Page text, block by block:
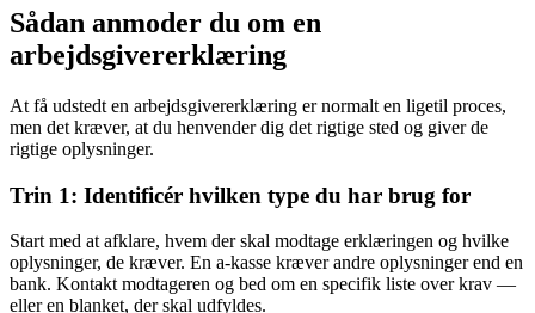
Sådan anmoder du om en
arbejdsgivererklæring
At få udstedt en arbejdsgivererklæring er normalt en ligetil proces,
men det kræver, at du henvender dig det rigtige sted og giver de
rigtige oplysninger.
Trin 1: Identificér hvilken type du har brug for
Start med at afklare, hvem der skal modtage erklæringen og hvilke
oplysninger, de kræver. En a-kasse kræver andre oplysninger end en
bank. Kontakt modtageren og bed om en specifik liste over krav —
eller en blanket, der skal udfyldes.